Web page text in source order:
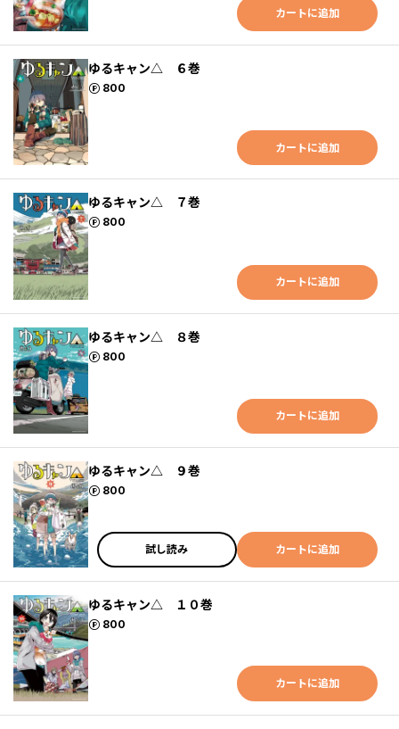
カートに追加
ゆるキャン△ ６巻
800
ポイント
カートに追加
ゆるキャン△ ７巻
800
ポイント
カートに追加
ゆるキャン△ ８巻
800
ポイント
カートに追加
ゆるキャン△ ９巻
800
ポイント
試し読み カートに追加
ゆるキャン△ １０巻
800
ポイント
カートに追加